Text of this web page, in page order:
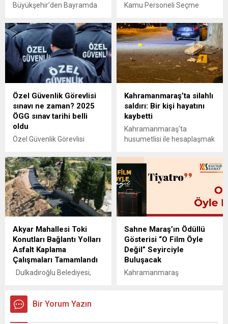
Büyükşehir’den Bayramda
Kahramanmaraş
Büyükşehir Belediyesi,
Ramazan Bayramı
süresince vatandaşların
bayram ziyaretlerini daha
rahat ve huzurlu bir şekilde
amacıyla önemli bir ulaşım
kolaylığı sağlıyor. Bu
kapsamda, 20, 21 ve 22
Mart tarihlerinde Büyükşehir
Belediyesine ait tüm toplu
genelinde ücretsiz olarak
hizmet verecek. Bayram...
Kamu Personeli Seçme
sonuçlarına göre, 1381
engelli öğretmen ataması
için takvimi açıkladı.
Özel Güvenlik Görevlisi
sınavı ne zaman? 2025
ÖGG sınav tarihi belli
oldu
Özel Güvenlik Görevlisi
yapılacağı merak ediliyor.
Peki 2025 ÖGG sınavı ne
zaman, hangi tarihte
yapılacak? ÖGG sınavına
kimler başvurabilir? İşte
merak edilenler...
Kahramanmaraş’ta silahlı
saldırı: Bir kişi hayatını
kaybetti
Kahramanmaraş'ta
husumetlisi ile hesaplaşmak
Mehmet Mazı, gelen A.P.'nin
silahlı saldırısı sonucu
yaşamını yitirdi. Olayda bir
kişi de yaralandı.
Akyar Mahallesi Toki
Konutları Bağlantı Yolları
Asfalt Kaplama
Çalışmaları Tamamlandı
Dulkadiroğlu Belediyesi,
vatandaşlara daha konforlu
bir ulaşım imkanı sunma
Sahne Maraş’ın Ödüllü
Gösterisi “O Film Öyle
Değil” Seyirciyle
Buluşacak
Kahramanmaraş
Bir Yorum Yazın